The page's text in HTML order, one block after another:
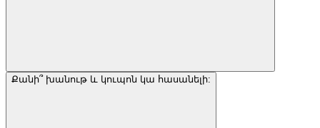
Քանի՞ խանութ և կուպոն կա հասանելի: